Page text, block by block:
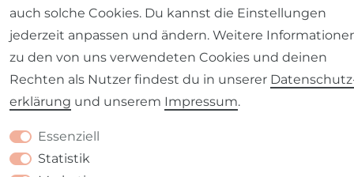
auch solche Cookies. Du kannst die Einstellungen
jederzeit anpassen und ändern. Weitere
zu den von uns verwendeten Cookies und deinen
Rechten als Nutzer findest du in unserer
erklärung und unserem Impressum.
Essenziell
Statistik